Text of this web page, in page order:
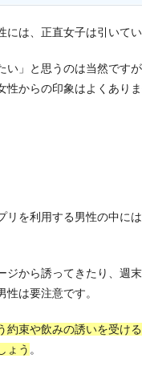
には、正直女子は引いてい
い」と思うのは当然です
性からの印象はよくありま
リを利用する男性の中に
ジから誘ってきたり、週
性は要注意です。
約束や飲みの誘いを受け
ょう 。